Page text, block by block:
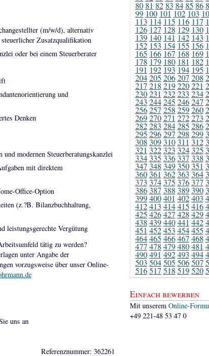
(m/w/d), alternativ
Zusatzqualifikation
oder bei einem Steuerberater
und
Denken
modernen Steuerberatungskanzlei
mit direktem
Office-Option
(z.?B. Bilanzbuchhaltung,
leistungsgerechte Vergütung
tätig zu werden?
unter Angabe der
vorzugsweise über unser Online-
uns an
Referenznummer: 362261
80 81 82 83 84 85 86
99 100 101 102 103
113 114 115 116 117
126 127 128 129 130
139 140 141 142 143
152 153 154 155 156
165 166 167 168 169
178 179 180 181 182
191 192 193 194 195
204 205 206 207 208
217 218 219 220 221
230 231 232 233 234
243 244 245 246 247
256 257 258 259 260
269 270 271 272 273
282 283 284 285 286
295 296 297 298 299
308 309 310 311 312
321 322 323 324 325
334 335 336 337 338
347 348 349 350 351
360 361 362 363 364
373 374 375 376 377
386 387 388 389 390
399 400 401 402 403
412 413 414 415 416
425 426 427 428 429
438 439 440 441 442
451 452 453 454 455
464 465 466 467 468
477 478 479 480 481
490 491 492 493 494
503 504 505 506 507
516 517 518 519 520
Einfach bewerben
Mit unserem Online-
+49 221-48 53 47 0